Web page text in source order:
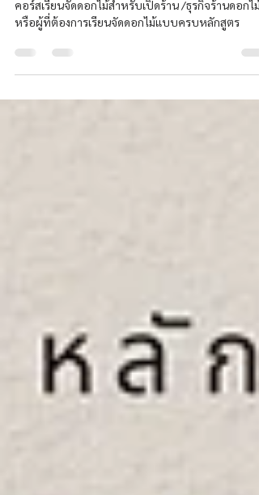
Wonders
หรือผู้ที่ต้องการเรียนจัดดอกไม้แบบครบหลักสูตร